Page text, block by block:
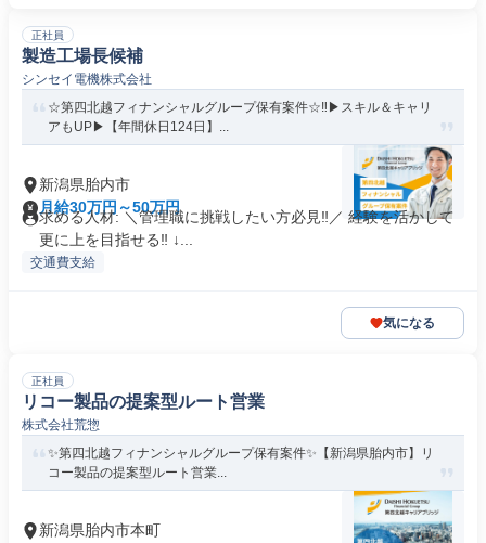
正社員
製造工場長候補
シンセイ電機株式会社
☆第四北越フィナンシャルグループ保有案件☆‼▶スキル＆キャリ
アもUP▶【年間休日124日】...
新潟県胎内市
月給30万円～50万円
求める人材: ＼管理職に挑戦したい方必見‼／ 経験を活かして
更に上を目指せる‼ ↓...
交通費支給
気になる
正社員
リコー製品の提案型ルート営業
株式会社荒惣
✨️第四北越フィナンシャルグループ保有案件✨️【新潟県胎内市】リ
コー製品の提案型ルート営業...
新潟県胎内市本町